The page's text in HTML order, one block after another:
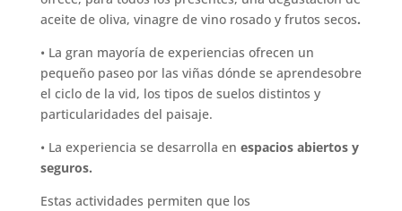
aceite de oliva, vinagre de vino rosado y frutos secos.
• La gran mayoría de experiencias ofrecen un
pequeño paseo por las viñas dónde se aprendesobre
el ciclo de la vid, los tipos de suelos distintos y
particularidades del paisaje.
• La experiencia se desarrolla en espacios abiertos y
seguros.
Estas actividades permiten que los